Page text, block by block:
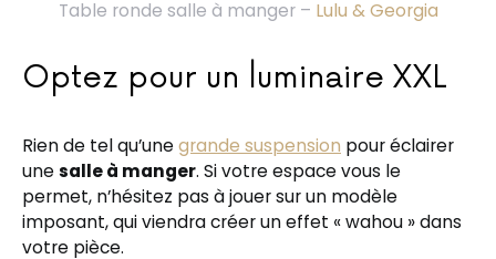
Table ronde salle à manger – Lulu & Georgia
Optez pour un luminaire XXL
Rien de tel qu’unegrande suspension pour éclairer
unesalle à manger. Si votre espace vous le
permet, n’hésitez pas à jouer sur un modèle
imposant, qui viendra créer un effet « wahou » dans
votre pièce.